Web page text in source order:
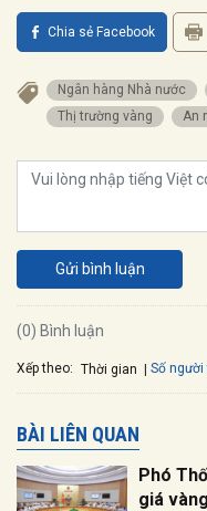
Chia sẻ Facebook
Ngân hàng Nhà nước
thị trường vàng
Gửi bình luận
(0) Bình luận
Xếp theo: Thời gian Số
BÀI LIÊN QUAN
Phó
giá